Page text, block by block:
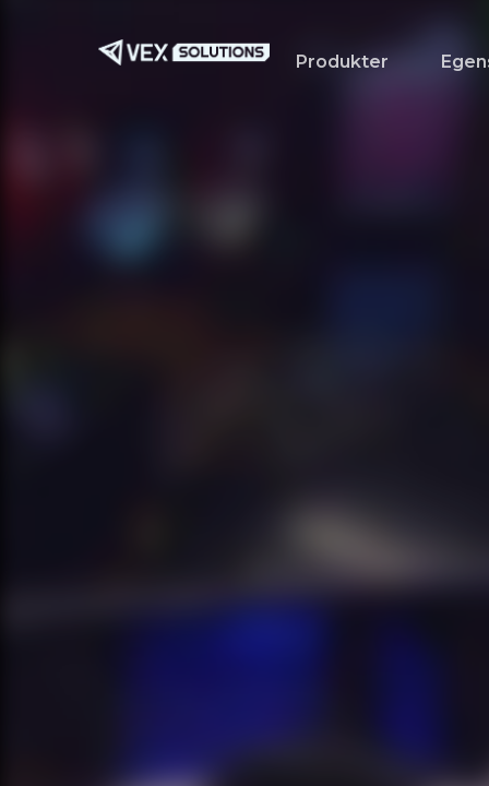
Produkter